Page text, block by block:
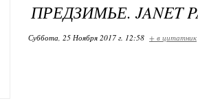
ПРЕДЗИМЬЕ. JANET
Суббота, 25 Ноября 2017 г. 12:58 + в цитатник